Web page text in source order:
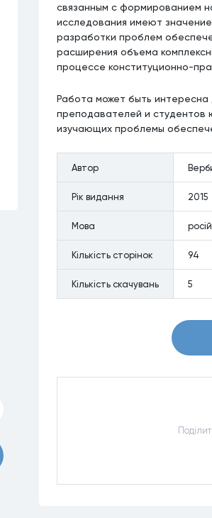
связанным с формированием
исследования имеют
разработки проблем
расширения объема
процессе конституционно-
Работа может быть интересна
преподавателей и студентов
изучающих проблемы
Автор
Рiк видання 2015
Мова
Кiлькiсть сторiнок 94
Кiлькiсть скачувань 5